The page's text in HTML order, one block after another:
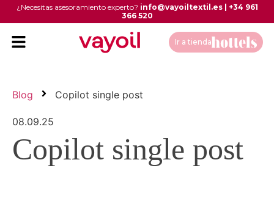
¿Necesitas asesoramiento experto? info@vayoiltextil.es| +34 961
366 520
Ir a tienda
Blog Copilot single post
08.09.25
Copilot single post